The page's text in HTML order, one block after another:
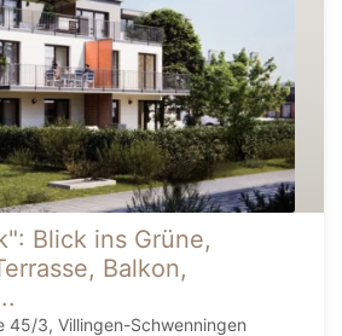
Blick ins Grüne,
Balkon,
45/3, Villingen-Schwenningen